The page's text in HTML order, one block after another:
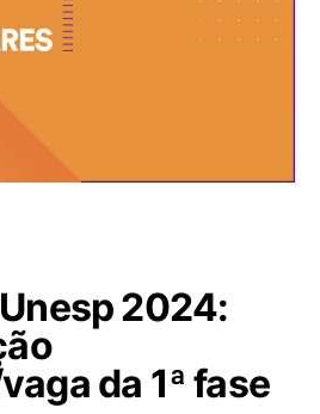
2024:
da 1ª fase